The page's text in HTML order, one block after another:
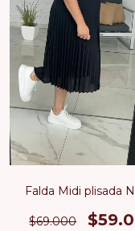
Falda Midi plisada
$69.000